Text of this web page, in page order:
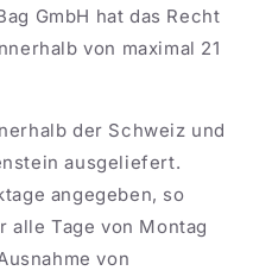
GmbH hat das Recht
von maximal 21
der Schweiz und
ausgeliefert.
angegeben, so
Tage von Montag
von